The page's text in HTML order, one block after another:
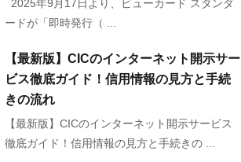
2025年9月17日より、ビューカード スタンダ
ードが「即時発行（ ...
【最新版】CICのインターネット開示サー
ビス徹底ガイド！信用情報の見方と手続
きの流れ
【最新版】CICのインターネット開示サービス
徹底ガイド！信用情報の見方と手続きの ...